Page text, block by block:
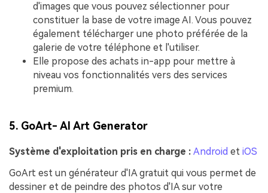
d'images que vous pouvez sélectionner pour
constituer la base de votre image AI. Vous pouvez
également télécharger une photo préférée de la
galerie de votre téléphone et l'utiliser.
Elle propose des achats in-app pour mettre à
niveau vos fonctionnalités vers des services
premium.
5. GoArt- AI Art Generator
Système d'exploitation pris en charge : Android et iOS
GoArt est un générateur d'IA gratuit qui vous permet de
dessiner et de peindre des photos d'IA sur votre